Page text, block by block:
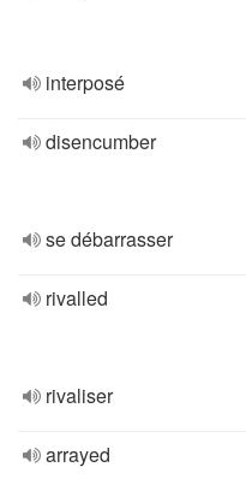
interposé
disencumber
se débarrasser
rivalled
rivaliser
arrayed